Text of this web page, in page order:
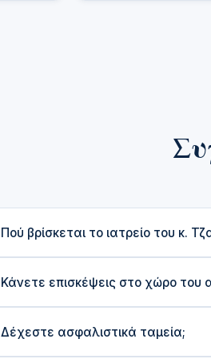
Πού βρίσκεται το ιατρείο του κ.
την Αττική. Τηλ:210 681 2040Κινητό:
Κάνετε επισκέψεις στο χώρο του
με πλήρη αντιμετώπιση.
Δέχεστε ασφαλιστικά ταμεία;